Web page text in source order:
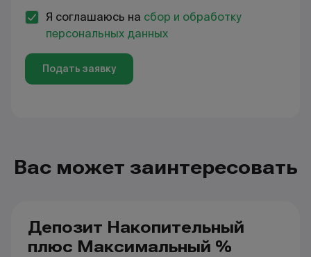
Я соглашаюсь на сбор и обработку
персональных данных
Подать заявку
Вас может заинтересовать
Депозит Накопительный
плюс Максимальный %